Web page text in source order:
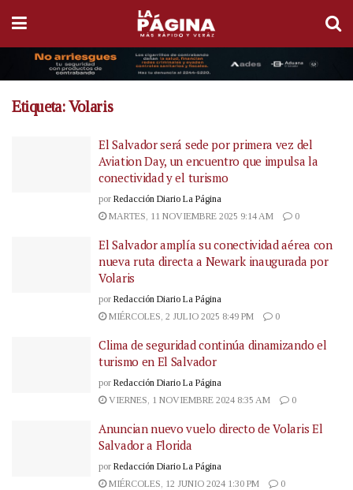
Etiqueta:Volaris
El Salvador será sede por primera vez del
Aviation Day, un encuentro que impulsa la
conectividad y el turismo
por Redacción Diario La Página
MARTES, 11 NOVIEMBRE 2025 9:14 AM
0
El Salvador amplía su conectividad aérea con
nueva ruta directa a Newark inaugurada por
Volaris
por Redacción Diario La Página
MIÉRCOLES, 2 JULIO 2025 8:49 PM
0
Clima de seguridad continúa dinamizando el
turismo en El Salvador
por Redacción Diario La Página
VIERNES, 1 NOVIEMBRE 2024 8:35 AM
0
Anuncian nuevo vuelo directo de Volaris El
Salvador a Florida
por Redacción Diario La Página
MIÉRCOLES, 12 JUNIO 2024 1:30 PM
0